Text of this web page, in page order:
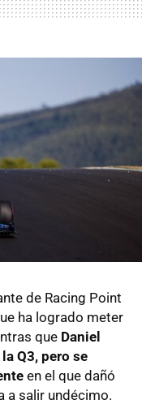
de Racing Point
ha logrado meter
que Daniel
Q3, pero se
en el que dañó
a salir undécimo.